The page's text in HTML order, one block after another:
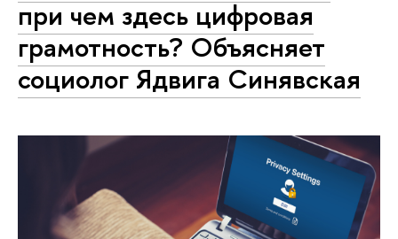
при чем здесь цифровая
грамотность? Объясняет
социолог Ядвига Синявская